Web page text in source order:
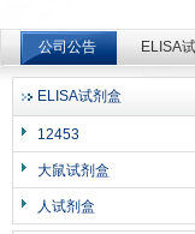
上海邦景实业有限公司
公司公告 ELISA
ELISA试剂盒
12453
大鼠试剂盒
人试剂盒